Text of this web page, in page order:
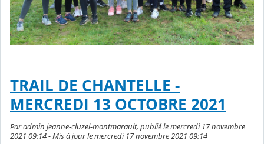
TRAIL DE CHANTELLE -
MERCREDI 13 OCTOBRE 2021
Par admin jeanne-cluzel-montmarault, publié le mercredi 17 novembre
2021 09:14 - Mis à jour le mercredi 17 novembre 2021 09:14